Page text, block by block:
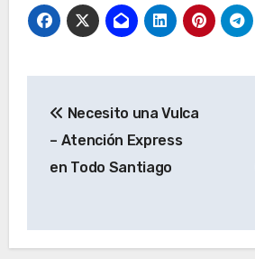
entradas
Necesito una Vulca
– Atención Express
en Todo Santiago